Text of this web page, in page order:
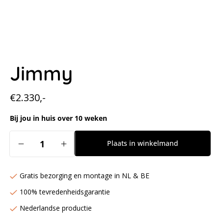
Jimmy
Normale
prijs
€2.330,-
Bij jou in huis over 10 weken
Aantal
verlagen
Jimmy
Aantal
verhogen
Jimmy
Plaats in winkelmand
Gratis bezorging en montage in NL & BE
100% tevredenheidsgarantie
Nederlandse productie